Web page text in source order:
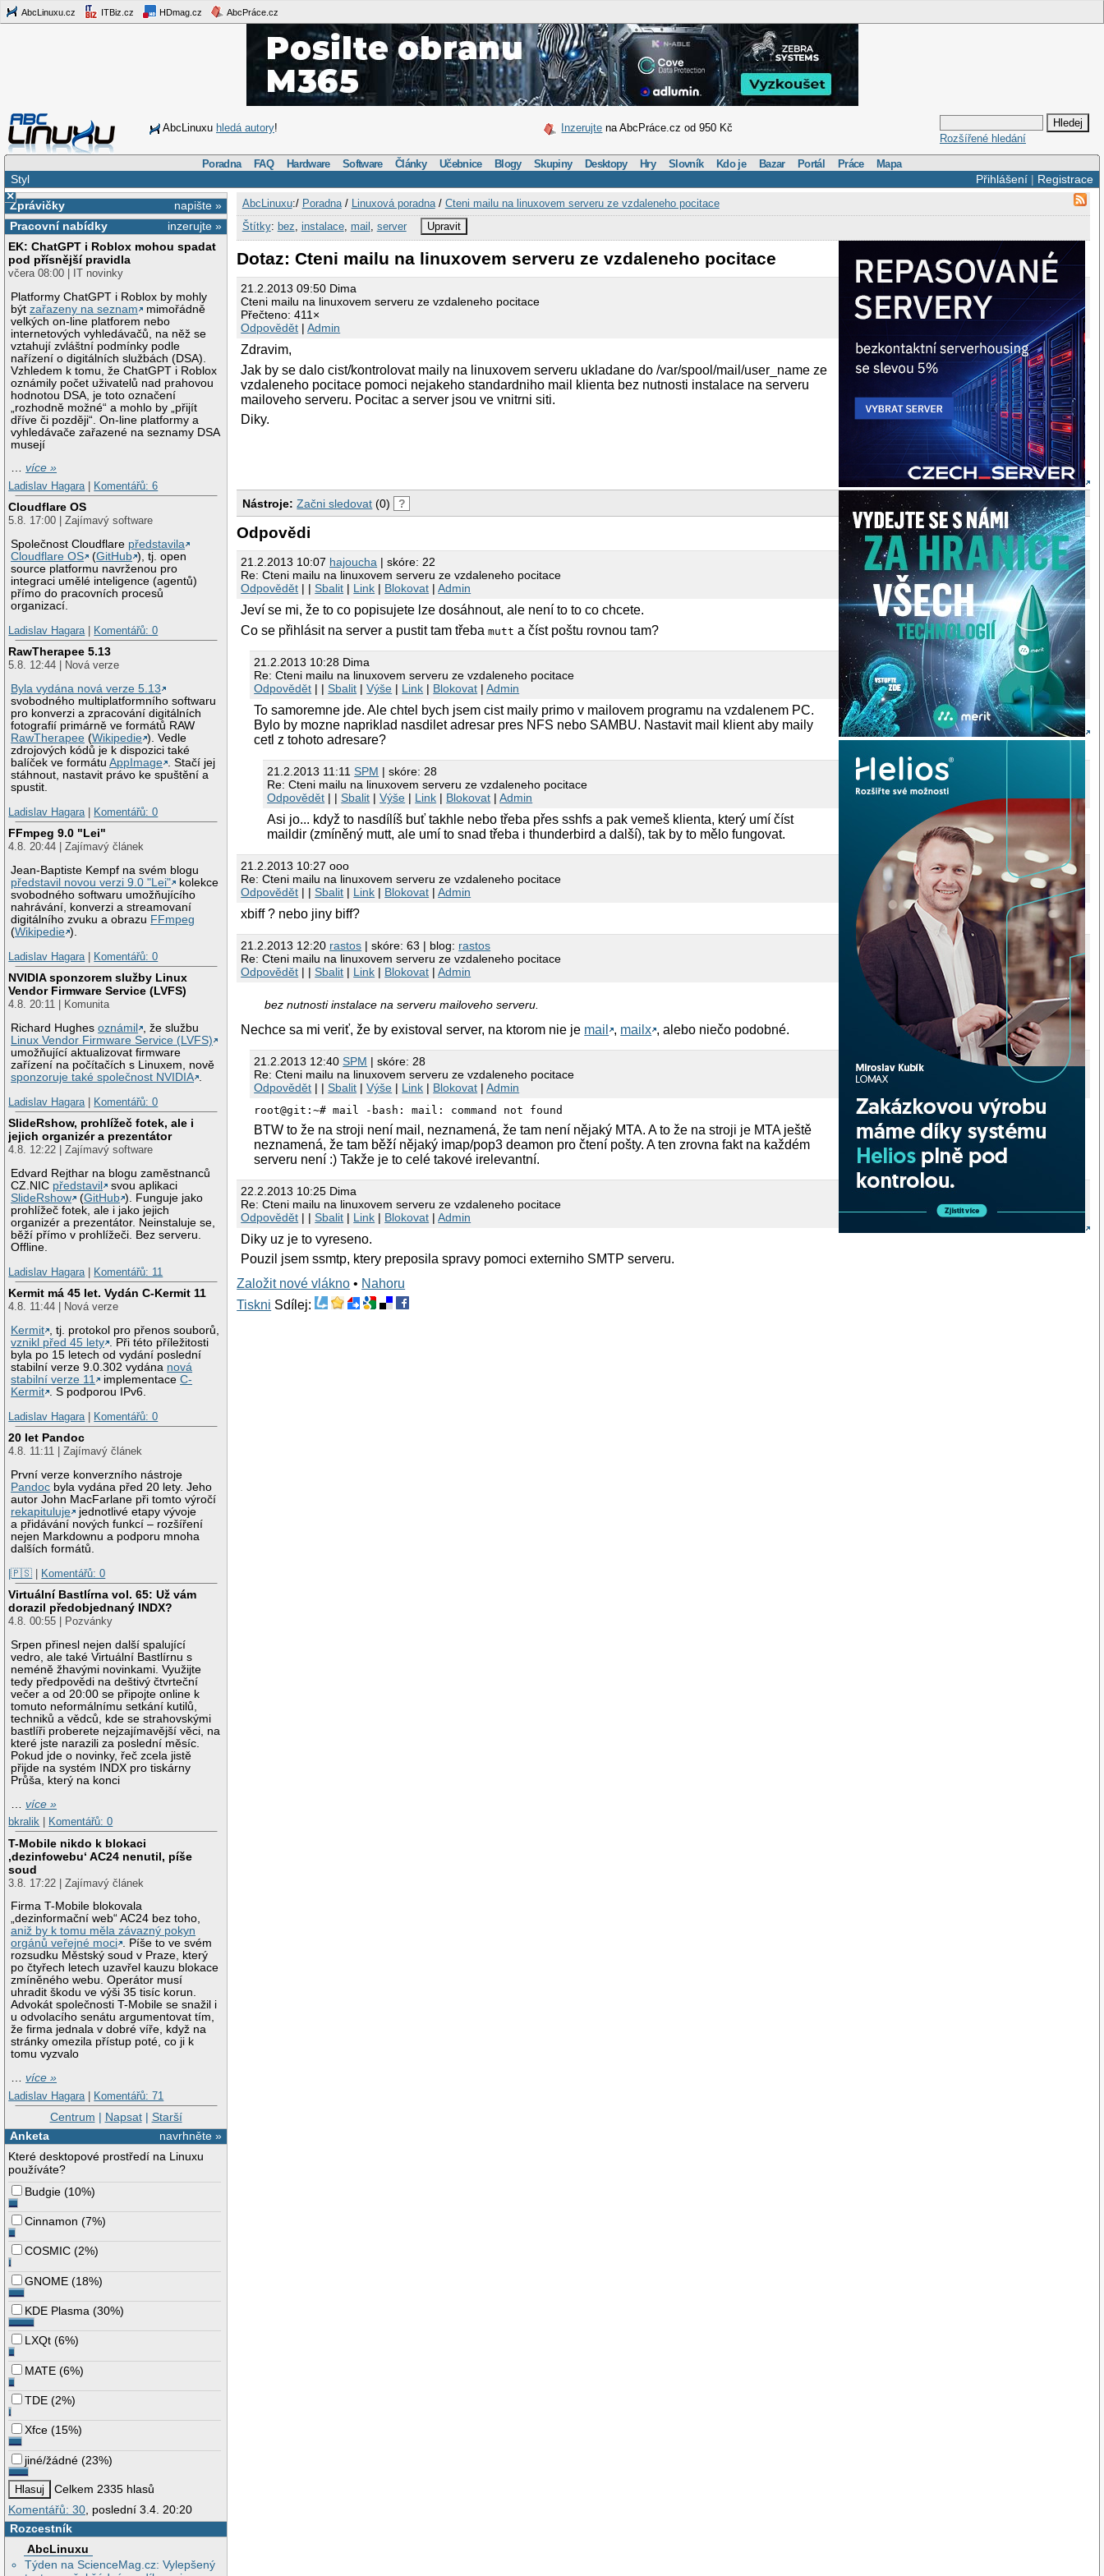
AbcLinuxu.cz ITBiz.cz HDmag.cz AbcPráce.cz
AbcLinuxu hledá autory! Inzerujte na AbcPráce.cz od 950 Kč
Rozšířené hledání
Poradna FAQ Hardware Software Články Učebnice Blogy Skupiny Desktopy Hry Slovník Kdo je Bazar Portál Práce Mapa
Přihlášení| Registrace
Styl
×
napište »
Zprávičky
inzerujte »
Pracovní nabídky
EK: ChatGPT i Roblox mohou spadat
pod přísnější pravidla
včera 08:00 | IT novinky
Platformy ChatGPT i Roblox by mohly
býtzařazeny na seznam
mimořádně
velkých on-line platforem nebo
internetových vyhledávačů, na něž se
vztahují zvláštní podmínky podle
nařízení o digitálních službách (DSA).
Vzhledem k tomu, že ChatGPT i Roblox
oznámily počet uživatelů nad prahovou
hodnotou DSA, je toto označení
„rozhodně možné“ a mohlo by „přijít
dříve či později“. On-line platformy a
vyhledávače zařazené na seznamy DSA
musejí
…více »
Ladislav Hagara
Komentářů: 6
Cloudflare OS
5.8. 17:00 | Zajímavý software
Společnost Cloudflare představila
Cloudflare OS
(GitHub ), tj. open
source platformu navrženou pro
integraci umělé inteligence (agentů)
přímo do pracovních procesů
organizací.
Ladislav Hagara
Komentářů: 0
RawTherapee 5.13
5.8. 12:44 | Nová verze
Byla vydána nová verze 5.13
svobodného multiplatformního softwaru
pro konverzi a zpracování digitálních
fotografií primárně ve formátů RAW
RawTherapee (Wikipedie ). Vedle
zdrojových kódů je k dispozici také
balíček ve formátuAppImage . Stačí jej
stáhnout, nastavit právo ke spuštění a
spustit.
Ladislav Hagara
Komentářů: 0
FFmpeg 9.0 "Lei"
4.8. 20:44 | Zajímavý článek
Jean-Baptiste Kempf na svém blogu
představil novou verzi 9.0 "Lei"
kolekce
svobodného softwaru umožňujícího
nahrávání, konverzi a streamovaní
digitálního zvuku a obrazu FFmpeg
(Wikipedie ).
Ladislav Hagara
Komentářů: 0
NVIDIA sponzorem služby Linux
Vendor Firmware Service (LVFS)
4.8. 20:11 | Komunita
Richard Hughesoznámil
, že službu
Linux Vendor Firmware Service (LVFS)
umožňující aktualizovat firmware
zařízení na počítačích s Linuxem, nově
sponzoruje také společnost NVIDIA .
Ladislav Hagara | Komentářů: 0
SlideRshow, prohlížeč fotek, ale i
jejich organizér a prezentátor
4.8. 12:22 | Zajímavý software
Edvard Rejthar na blogu zaměstnanců
CZ.NIC představil
svou aplikaci
SlideRshow
(GitHub ). Funguje jako
prohlížeč fotek, ale i jako jejich
organizér a prezentátor. Neinstaluje se,
běží přímo v prohlížeči. Bez serveru.
Offline.
Ladislav Hagara | Komentářů: 11
Kermit má 45 let. Vydán C-Kermit 11
4.8. 11:44 | Nová verze
Kermit , tj. protokol pro přenos souborů,
vznikl před 45 lety . Při této příležitosti
byla po 15 letech od vydání poslední
stabilní verze 9.0.302 vydána nová
stabilní verze 11
implementaceC-
Kermit . S podporou IPv6.
Ladislav Hagara | Komentářů: 0
20 let Pandoc
4.8. 11:11 | Zajímavý článek
První verze konverzního nástroje
Pandoc byla vydána před 20 lety. Jeho
autor John MacFarlane při tomto výročí
rekapituluje
jednotlivé etapy vývoje
a přidávání nových funkcí – rozšíření
nejen Markdownu a podporu mnoha
dalších formátů.
|🇵🇸 | Komentářů: 0
Virtuální Bastlírna vol. 65: Už vám
dorazil předobjednaný INDX?
4.8. 00:55 | Pozvánky
Srpen přinesl nejen další spalující
vedro, ale také Virtuální Bastlírnu s
neméně žhavými novinkami. Využijte
tedy předpovědi na deštivý čtvrteční
večer a od 20:00 se připojte online k
tomuto neformálnímu setkání kutilů,
techniků a vědců, kde se strahovskými
bastlíři proberete nejzajímavější věci, na
které jste narazili za poslední měsíc.
Pokud jde o novinky, řeč zcela jistě
přijde na systém INDX pro tiskárny
Průša, který na konci
…více »
bkralik
Komentářů: 0
T-Mobile nikdo k blokaci
‚dezinfowebu‘ AC24 nenutil, píše
soud
3.8. 17:22 | Zajímavý článek
Firma T-Mobile blokovala
„dezinformační web“ AC24 bez toho,
aniž by k tomu měla závazný pokyn
orgánů veřejné moci . Píše to ve svém
rozsudku Městský soud v Praze, který
po čtyřech letech uzavřel kauzu blokace
zmíněného webu. Operátor musí
uhradit škodu ve výši 35 tisíc korun.
Advokát společnosti T-Mobile se snažil i
u odvolacího senátu argumentovat tím,
že firma jednala v dobré víře, když na
stránky omezila přístup poté, co ji k
tomu vyzvalo
…více »
Ladislav Hagara | Komentářů: 71
Centrum | Napsat| Starší
navrhněte »
Anketa
Které desktopové prostředí na Linuxu
používáte?
Budgie (10%)
Cinnamon (7%)
COSMIC (2%)
GNOME (18%)
KDE Plasma (30%)
LXQt (6%)
MATE (6%)
TDE (2%)
Xfce (15%)
jiné/žádné (23%)
Celkem 2335 hlasů
Komentářů: 30, poslední 3.4. 20:20
Rozcestník
AbcLinuxu
Týden na ScienceMag.cz: Vylepšený
AbcLinuxu:/ Poradna/ Linuxová poradna/ Cteni mailu na linuxovem serveru ze vzdaleneho pocitace
Štítky: bez instalace, mail server Upravit
Dotaz: Cteni mailu na linuxovem serveru ze vzdaleneho pocitace
21.2.2013 09:50 Dima
Cteni mailu na linuxovem serveru ze vzdaleneho pocitace
Přečteno: 411×
Odpovědět |Admin
Zdravim,
Jak by se dalo cist/kontrolovat maily na linuxovem serveru ukladane do /var/spool/mail/user_name ze
vzdaleneho pocitace pomoci nejakeho standardniho mail klienta bez nutnosti instalace na serveru
mailoveho serveru. Pocitac a server jsou ve vnitrni siti.
Diky.
Nástroje: Začni sledovat (0) ?
Odpovědi
21.2.2013 10:07 hajoucha | skóre: 22
Re: Cteni mailu na linuxovem serveru ze vzdaleneho pocitace
Odpovědět | |Sbalit | Link | Blokovat |Admin
Jeví se mi, že to co popisujete lze dosáhnout, ale není to to co chcete.
Co se přihlásit na server a pustit tam třebamutt a číst poštu rovnou tam?
21.2.2013 10:28 Dima
Re: Cteni mailu na linuxovem serveru ze vzdaleneho pocitace
Odpovědět | |Sbalit |Výše | Link | Blokovat |Admin
To samoremne jde. Ale chtel bych jsem cist maily primo v mailovem programu na vzdalenem PC.
Bylo by mozne napriklad nasdilet adresar pres NFS nebo SAMBU. Nastavit mail klient aby maily
cetl z tohoto adresare?
21.2.2013 11:11SPM | skóre: 28
Re: Cteni mailu na linuxovem serveru ze vzdaleneho pocitace
Odpovědět | |Sbalit |Výše | Link | Blokovat |Admin
Asi jo... když to nasdílíš buť takhle nebo třeba přes sshfs a pak vemeš klienta, který umí číst
maildir (zmíněný mutt, ale umí to snad třeba i thunderbird a další), tak by to mělo fungovat.
21.2.2013 10:27 ooo
Re: Cteni mailu na linuxovem serveru ze vzdaleneho pocitace
Odpovědět | |Sbalit | Link | Blokovat |Admin
xbiff ? nebo jiny biff?
21.2.2013 12:20 rastos | skóre: 63 | blog: rastos
Re: Cteni mailu na linuxovem serveru ze vzdaleneho pocitace
Odpovědět | |Sbalit | Link | Blokovat |Admin
bez nutnosti instalace na serveru mailoveho serveru.
Nechce sa mi veriť, že by existoval server, na ktorom nie je mail , mailx , alebo niečo podobné.
21.2.2013 12:40SPM | skóre: 28
Re: Cteni mailu na linuxovem serveru ze vzdaleneho pocitace
Odpovědět | |Sbalit |Výše | Link | Blokovat |Admin
root@git:~# mail -bash: mail: command not found
BTW to že na stroji není mail, neznamená, že tam není nějaký MTA. A to že na stroji je MTA ještě
neznamená, že tam běží nějaký imap/pop3 deamon pro čtení pošty. A ten zrovna fakt na každém
serveru není :) Takže je to celé takové irelevantní.
22.2.2013 10:25 Dima
Re: Cteni mailu na linuxovem serveru ze vzdaleneho pocitace
Odpovědět | |Sbalit | Link | Blokovat |Admin
Diky uz je to vyreseno.
Pouzil jsem ssmtp, ktery preposila spravy pomoci externiho SMTP serveru.
Založit nové vlákno • Nahoru
Tiskni Sdílej: